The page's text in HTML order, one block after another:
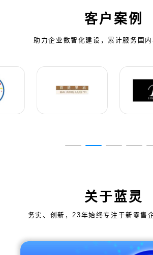
客户案例
助力企业数智化建设，累计服务国
关于蓝灵
务实、创新，23年始终专注于新零售